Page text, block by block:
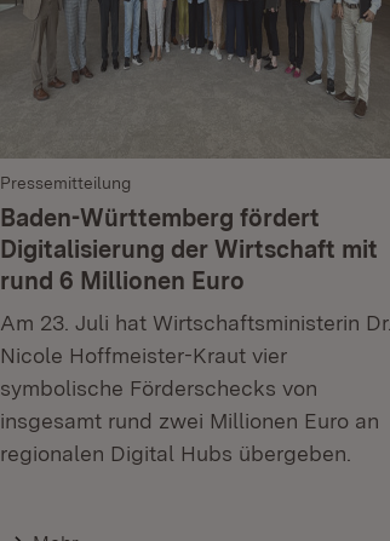
Pressemitteilung
Baden-Württemberg fördert
Digitalisierung der Wirtschaft mit
rund 6 Millionen Euro
Am 23. Juli hat Wirtschaftsministerin Dr.
Nicole Hoffmeister-Kraut vier
symbolische Förderschecks von
insgesamt rund zwei Millionen Euro an
regionalen Digital Hubs übergeben.